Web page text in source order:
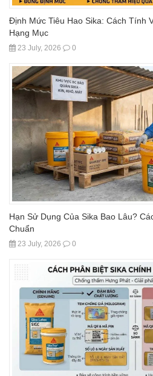
Định Mức Tiêu Hao Sika: Cách Tính
Hạng Mục
23 July, 2026 0
Hạn Sử Dụng Của Sika Bao Lâu?
Chuẩn
23 July, 2026 0